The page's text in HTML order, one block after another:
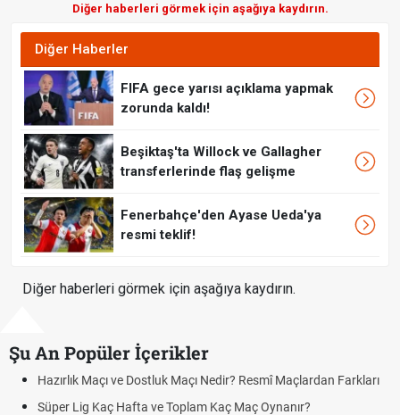
Diğer haberleri görmek için aşağıya kaydırın.
Diğer Haberler
FIFA gece yarısı açıklama yapmak
zorunda kaldı!
Beşiktaş'ta Willock ve Gallagher
transferlerinde flaş gelişme
Fenerbahçe'den Ayase Ueda'ya
resmi teklif!
Diğer haberleri görmek için aşağıya kaydırın.
Şu An Popüler İçerikler
Hazırlık Maçı ve Dostluk Maçı Nedir? Resmî Maçlardan Farkları
Süper Lig Kaç Hafta ve Toplam Kaç Maç Oynanır?